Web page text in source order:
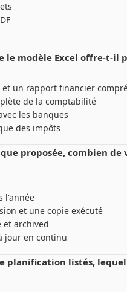
le modèle Excel offre-t-il
un rapport financier
de la comptabilité
les banques
des impôts
proposée, combien
l'année
et une copie exécuté
et archived
jour en continu
planification listés,